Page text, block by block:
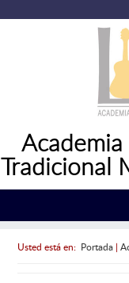
Tradicional
Usted está en: Portada|